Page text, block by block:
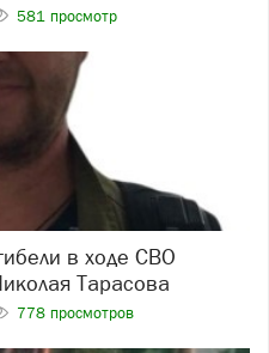
581 просмотр
Тарасова
778 просмотров